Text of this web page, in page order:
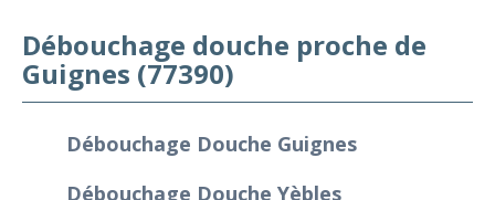
Débouchage douche proche de
Guignes (77390)
Débouchage Douche Guignes
Débouchage Douche Yèbles